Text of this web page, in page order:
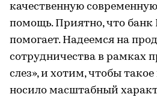
качественную
помощь. Приятно, что банк
помогает. Надеемся на
сотрудничества в рамках
слез», и хотим, чтобы
носило масштабный